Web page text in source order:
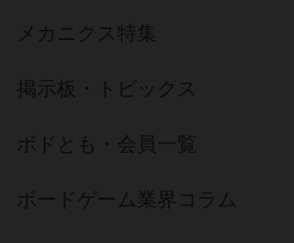
メカニクス特集
掲示板・トピックス
ボドとも・会員一覧
ボードゲーム業界コラム